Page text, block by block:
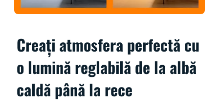
Creați atmosfera perfectă cu
o lumină reglabilă de la albă
caldă până la rece